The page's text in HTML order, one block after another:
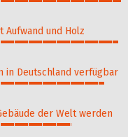
Aufwand und Holz
in Deutschland verfügbar
der Welt werden